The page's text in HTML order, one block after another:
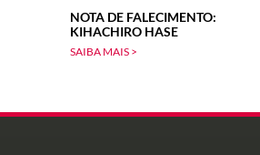
NOTA DE FALECIMENTO:
KIHACHIRO HASE
SAIBA MAIS >